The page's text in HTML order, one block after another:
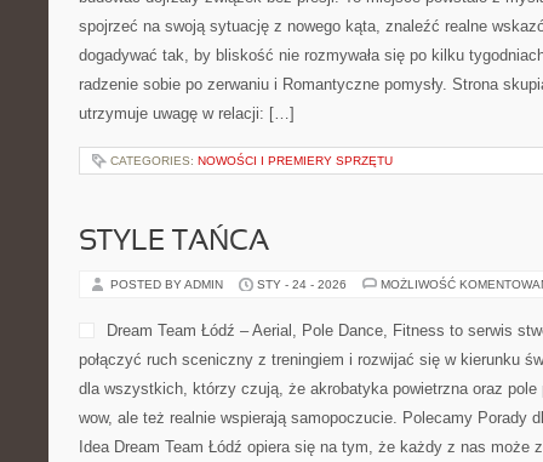
spojrzeć na swoją sytuację z nowego kąta, znaleźć realne
dogadywać tak, by bliskość nie rozmywała się po kilku
radzenie sobie po zerwaniu i Romantyczne pomysły. Strona
utrzymuje uwagę w relacji: […]
CATEGORIES: NOWOŚCI I PREMIERY SPRZĘTU
STYLE TAŃCA
POSTED BY ADMIN STY - 24 - 2026 MOŻLIWOŚĆ
Dream Team Łódź – Aerial, Pole Dance, Fitness to serwis
połączyć ruch sceniczny z treningiem i rozwijać się w kierunku
dla wszystkich, którzy czują, że akrobatyka powietrzna oraz
wow, ale też realnie wspierają samopoczucie. Polecamy Porady
Idea Dream Team Łódź opiera się na tym, że każdy z nas